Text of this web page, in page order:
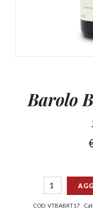
Barolo
COD: VTBABRT17